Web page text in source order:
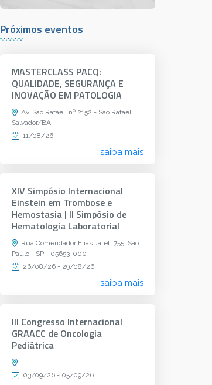
Próximos eventos
MASTERCLASS PACQ:
QUALIDADE, SEGURANÇA E
INOVAÇÃO EM PATOLOGIA
Av. São Rafael, nº 2152 - São Rafael,
Salvador/BA
11/08/26
saiba mais
XIV Simpósio Internacional
Einstein em Trombose e
Hemostasia | II Simpósio de
Hematologia Laboratorial
Rua Comendador Elias Jafet, 755, São
Paulo - SP - 05653-000
26/08/26 - 29/08/26
saiba mais
III Congresso Internacional
GRAACC de Oncologia
Pediátrica
03/09/26 - 05/09/26